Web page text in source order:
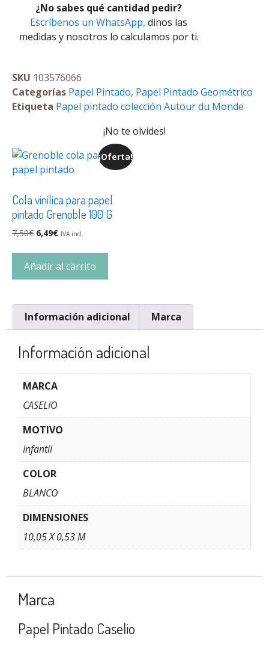
¿No sabes qué cantidad pedir?
Escríbenos un WhatsApp, dinos las
medidas y nosotros lo calculamos por ti.
SKU 103576066
Categorías Papel Pintado, Papel Pintado Geométrico
Etiqueta Papel pintado colección Autour du Monde
¡No te olvides!
¡Oferta!
Cola vinílica para papel
pintado Grenoble 100 G
7,50€ 6,49€ IVA incl.
Añadir al carrito
Información adicional Marca
Información adicional
MARCA
CASELIO
MOTIVO
Infantil
COLOR
BLANCO
DIMENSIONES
10,05 X 0,53 M
Marca
Papel Pintado Caselio